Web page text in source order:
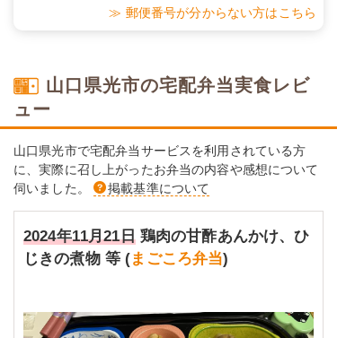
≫ 郵便番号が分からない方はこちら
山口県光市の宅配弁当実食レビ
ュー
山口県光市で宅配弁当サービスを利用されている方
に、実際に召し上がったお弁当の内容や感想について
伺いました。
掲載基準について
2024年11月21日鶏肉の甘酢あんかけ、ひ
じきの煮物 等 (まごころ弁当)